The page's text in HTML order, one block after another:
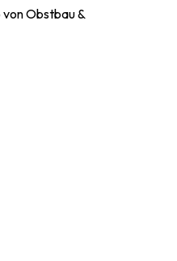
Obstbau &